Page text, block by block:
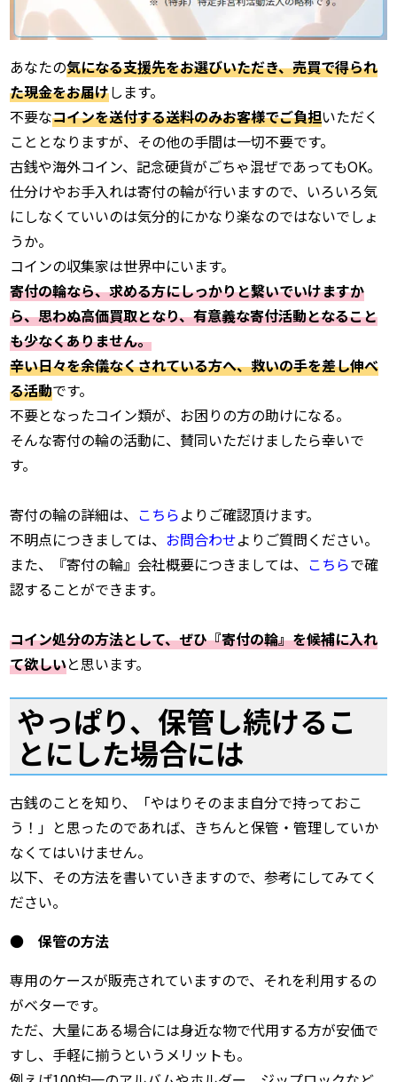
あなたの気になる支援先をお選びいただき、売買で得られ
た現金をお届けします。
不要なコインを送付する送料のみお客様でご負担いただく
こととなりますが、その他の手間は一切不要です。
古銭や海外コイン、記念硬貨がごちゃ混ぜであってもOK。
仕分けやお手入れは寄付の輪が行いますので、いろいろ気
にしなくていいのは気分的にかなり楽なのではないでしょ
うか。
コインの収集家は世界中にいます。
寄付の輪なら、求める方にしっかりと繋いでいけますか
ら、思わぬ高価買取となり、有意義な寄付活動となること
も少なくありません。
辛い日々を余儀なくされている方へ、救いの手を差し伸べ
る活動です。
不要となったコイン類が、お困りの方の助けになる。
そんな寄付の輪の活動に、賛同いただけましたら幸いで
す。
寄付の輪の詳細は、 こちらよりご確認頂けます。
不明点につきましては、 お問合わせよりご質問ください。
また、『寄付の輪』会社概要につきましては、 こちらで確
認することができます。
コイン処分の方法として、ぜひ『寄付の輪』を候補に入れ
て欲しいと思います。
やっぱり、保管し続けるこ
とにした場合には
古銭のことを知り、「やはりそのまま自分で持っておこ
う！」と思ったのであれば、きちんと保管・管理していか
なくてはいけません。
以下、その方法を書いていきますので、参考にしてみてく
ださい。
●保管の方法
専用のケースが販売されていますので、それを利用するの
がベターです。
ただ、大量にある場合には身近な物で代用する方が安価で
すし、手軽に揃うというメリットも。